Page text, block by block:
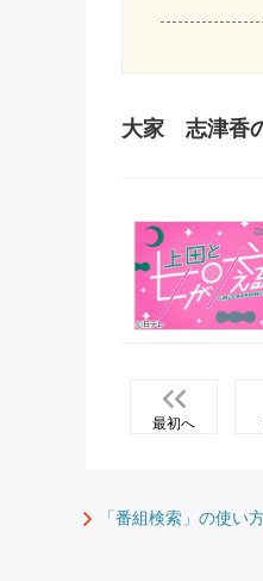
大家 志津香
最初へ
「番組検索」の使い